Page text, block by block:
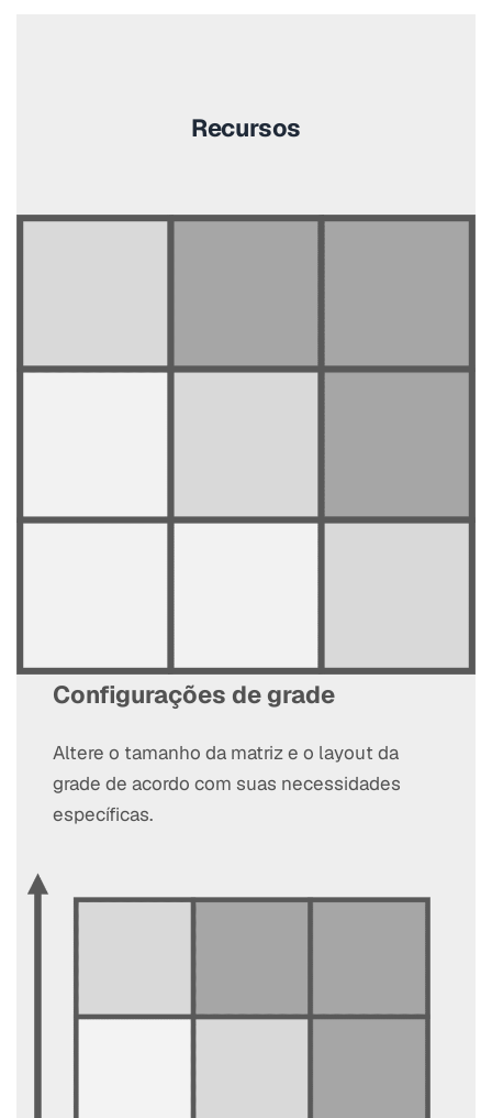
Recursos
Configurações de grade
Altere o tamanho da matriz e o layout da
grade de acordo com suas necessidades
específicas.